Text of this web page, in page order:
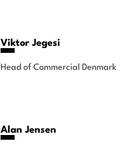
Viktor Jegesi
Head of Commercial Denmark
Alan Jensen